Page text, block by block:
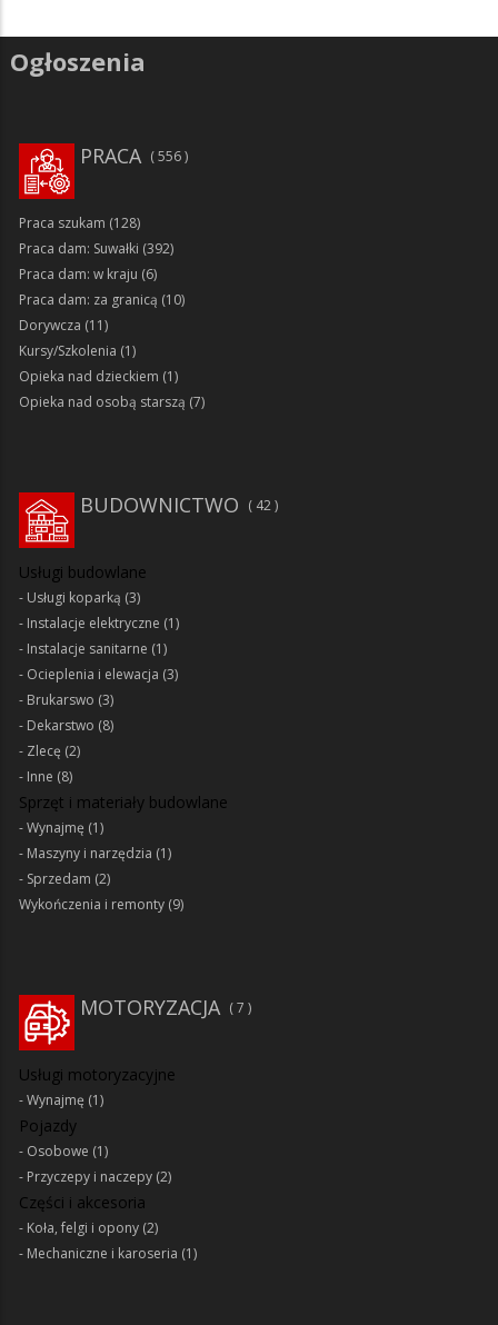
Ogłoszenia
PRACA 556
Praca szukam (128)
Praca dam: Suwałki (392)
Praca dam: w kraju (6)
Praca dam: za granicą (10)
Dorywcza (11)
Kursy/Szkolenia (1)
Opieka nad dzieckiem (1)
Opieka nad osobą starszą (7)
BUDOWNICTWO 42
Usługi budowlane
Usługi koparką (3)
Instalacje elektryczne (1)
Instalacje sanitarne (1)
Ocieplenia i elewacja (3)
Brukarswo (3)
Dekarstwo (8)
Zlecę (2)
Inne (8)
Sprzęt i materiały budowlane
Wynajmę (1)
Maszyny i narzędzia (1)
Sprzedam (2)
Wykończenia i remonty (9)
MOTORYZACJA 7
Usługi motoryzacyjne
Wynajmę (1)
Pojazdy
Osobowe (1)
Przyczepy i naczepy (2)
Części i akcesoria
Koła, felgi i opony (2)
Mechaniczne i karoseria (1)